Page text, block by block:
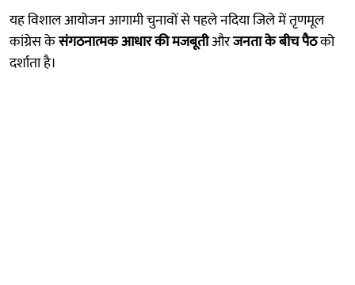
यह विशाल आयोजन आगामी चुनावों से पहले नदिया जिले में तृणमूल
कांग्रेस केसंगठनात्मक आधार की मजबूतीऔरजनता के बीच पैठको
दर्शाता है।